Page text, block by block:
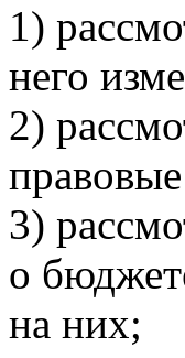
1)
него
2)
3)
о
на них;